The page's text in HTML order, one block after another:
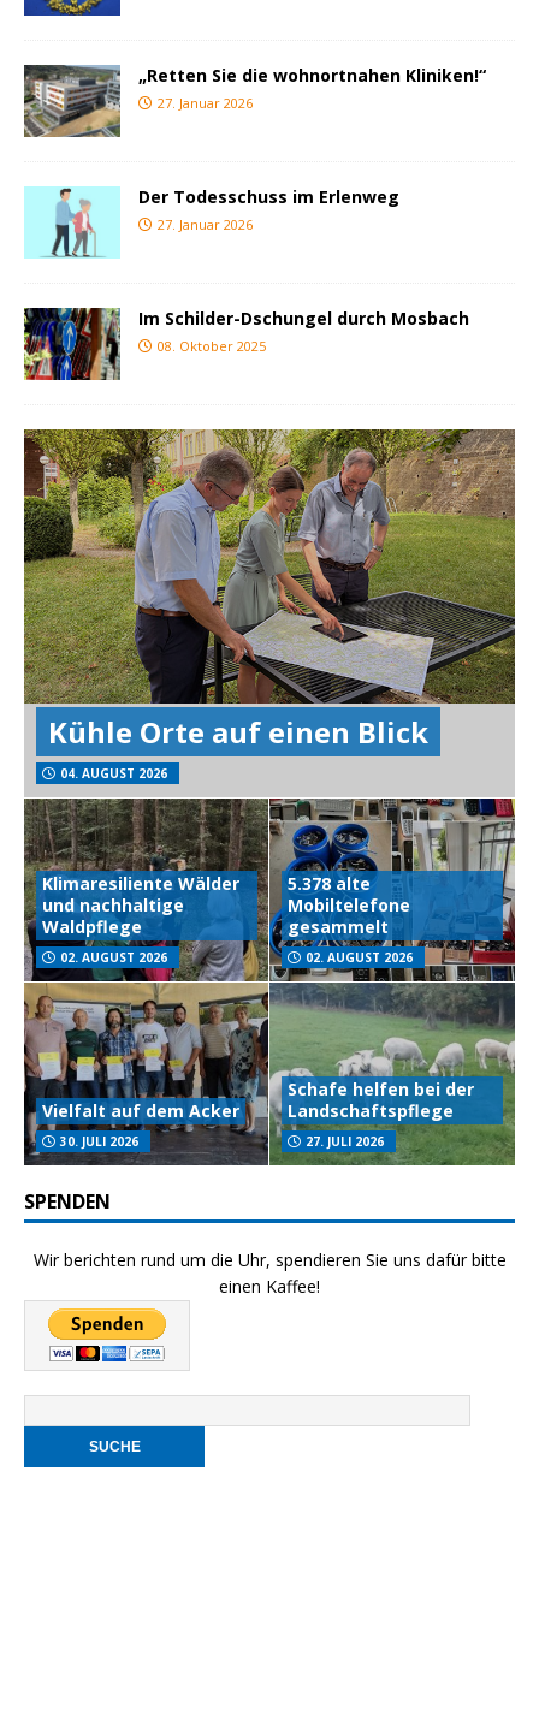
„Retten Sie die wohnortnahen Kliniken!“
27. Januar 2026
Der Todesschuss im Erlenweg
27. Januar 2026
Im Schilder-Dschungel durch Mosbach
08. Oktober 2025
Kühle Orte auf einen Blick
04. AUGUST 2026
Klimaresiliente Wälder
und nachhaltige
Waldpflege
02. AUGUST 2026
5.378 alte
Mobiltelefone
gesammelt
02. AUGUST 2026
Vielfalt auf dem Acker
30. JULI 2026
Schafe helfen bei der
Landschaftspflege
27. JULI 2026
SPENDEN
Wir berichten rund um die Uhr, spendieren Sie uns dafür bitte
einen Kaffee!